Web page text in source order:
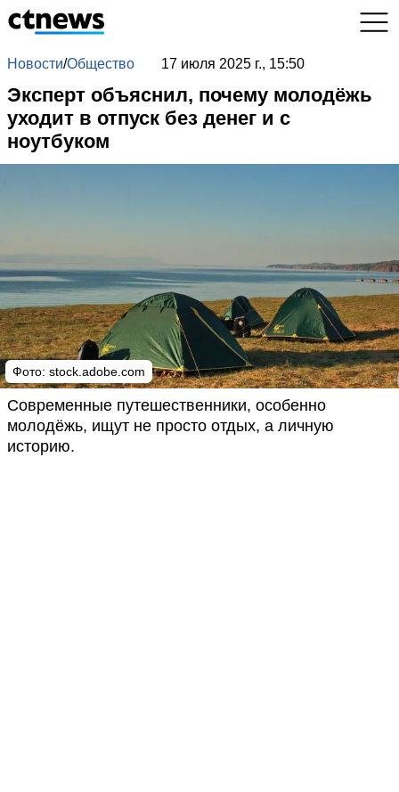
Новости/Общество 17 июля 2025 г., 15:50
Эксперт объяснил, почему молодёжь
уходит в отпуск без денег и с
ноутбуком
Фото: stock.adobe.com
Современные путешественники, особенно
молодёжь, ищут не просто отдых, а личную
историю.